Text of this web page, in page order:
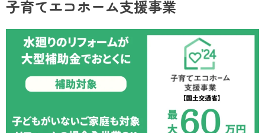
子育てエコホーム支援事業